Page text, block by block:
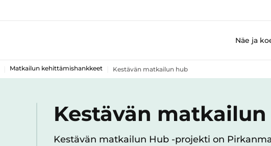
Näe ja
Matkailun kehittämishankkeet Kestävän matkailun hub
Kestävän
Kestävän matkailun Hub -projekti on